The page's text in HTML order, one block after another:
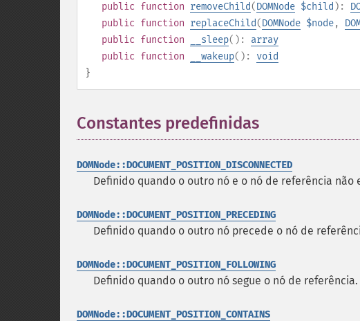
public function removeChild(DOMNode $child ):
public function replaceChild(DOMNode $node,
public function __sleep(): array
public function __wakeup(): void
}
Constantes predefinidas
DOMNode::DOCUMENT_POSITION_DISCONNECTED
Definido quando o outro nó e o nó de referência não
DOMNode::DOCUMENT_POSITION_PRECEDING
Definido quando o outro nó precede o nó de
DOMNode::DOCUMENT_POSITION_FOLLOWING
Definido quando o outro nó segue o nó de referência.
DOMNode::DOCUMENT_POSITION_CONTAINS